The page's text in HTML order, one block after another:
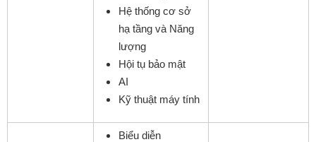
Hệ thống cơ sở
hạ tầng và Năng
lượng
Hội tụ bảo mật
AI
Kỹ thuật máy tính
Biểu diễn